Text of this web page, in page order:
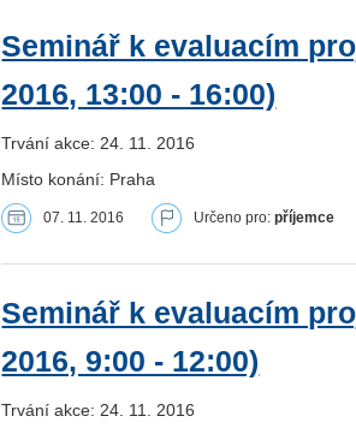
Seminář k evaluacím
2016, 13:00 - 16:00)
Trvání akce: 24. 11. 2016
Místo konání: Praha
07. 11. 2016 Určeno pro:příjemce
Seminář k evaluacím
2016, 9:00 - 12:00)
Trvání akce: 24. 11. 2016